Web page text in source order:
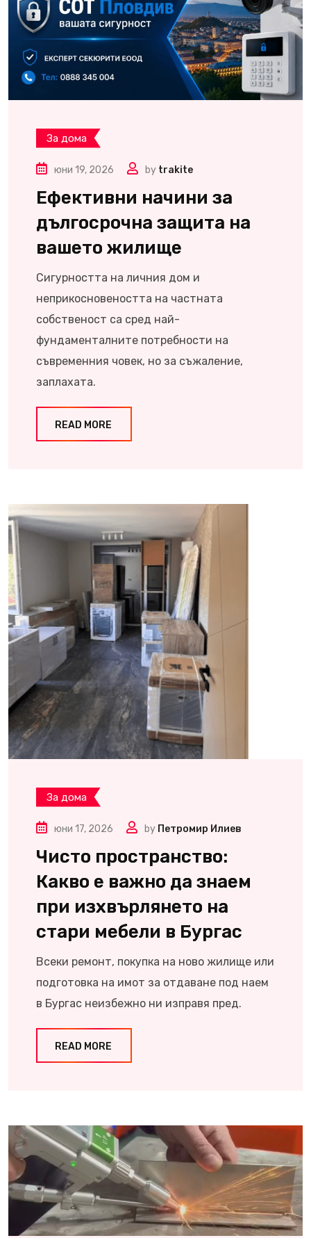
За дома
юни 19, 2026 by trakite
Ефективни начини за
дългосрочна защита на
вашето жилище
Сигурността на личния дом и
неприкосновеността на частната
собственост са сред най-
фундаменталните потребности на
съвременния човек, но за съжаление,
заплахата.
READ MORE
За дома
юни 17, 2026 by Петромир Илиев
Чисто пространство:
Какво е важно да знаем
при изхвърлянето на
стари мебели в Бургас
Всеки ремонт, покупка на ново жилище или
подготовка на имот за отдаване под наем
в Бургас неизбежно ни изправя пред.
READ MORE